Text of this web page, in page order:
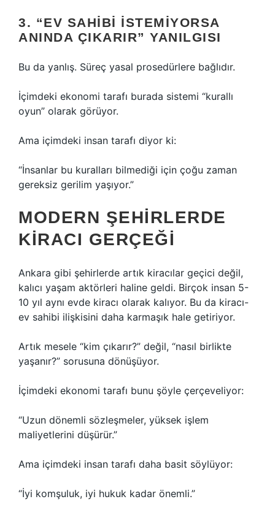
3. “EV SAHIBI ISTEMIYORSA
ANINDA ÇIKARIR” YANILGISI
Bu da yanlış. Süreç yasal prosedürlere bağlıdır.
İçimdeki ekonomi tarafı burada sistemi “kurallı
oyun” olarak görüyor.
Ama içimdeki insan tarafı diyor ki:
“İnsanlar bu kuralları bilmediği için çoğu zaman
gereksiz gerilim yaşıyor.”
MODERN ŞEHIRLERDE
KIRACI GERÇEĞI
Ankara gibi şehirlerde artık kiracılar geçici değil,
kalıcı yaşam aktörleri haline geldi. Birçok insan 5-
10 yıl aynı evde kiracı olarak kalıyor. Bu da kiracı-
ev sahibi ilişkisini daha karmaşık hale getiriyor.
Artık mesele “kim çıkarır?” değil, “nasıl birlikte
yaşanır?” sorusuna dönüşüyor.
İçimdeki ekonomi tarafı bunu şöyle çerçeveliyor:
“Uzun dönemli sözleşmeler, yüksek işlem
maliyetlerini düşürür.”
Ama içimdeki insan tarafı daha basit söylüyor:
“İyi komşuluk, iyi hukuk kadar önemli.”